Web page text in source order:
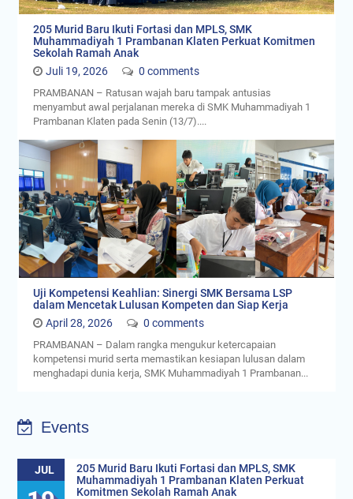
205 Murid Baru Ikuti Fortasi dan MPLS, SMK
Muhammadiyah 1 Prambanan Klaten Perkuat Komitmen
Juli 19, 2026
0 comments
PRAMBANAN – Ratusan wajah baru tampak antusias
menyambut awal perjalanan mereka di SMK Muhammadiyah 1
Prambanan Klaten pada Senin (13/7)....
Uji Kompetensi Keahlian: Sinergi SMK Bersama LSP
PRAMBANAN – Dalam rangka mengukur ketercapaian